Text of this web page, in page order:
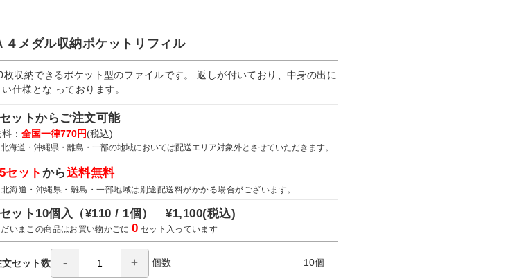
４メダル収納ポケットリフィル
枚収納できるポケット型のファイルです。 返しが付いており、中身の出に
い仕様とな っております。
ットからご注文可能
： 全国一律770円(税込)
海道・沖縄県・離島・一部の地域においては配送エリア対象外とさせていただきます。
セット から送料無料
海道・沖縄県・離島・一部地域は別途配送料がかかる場合がございます。
ット10個入（¥110 / 1個）¥1,100(税込)
いまこの商品はお買い物かごに0 セット入っています
文セット数 個数 10個